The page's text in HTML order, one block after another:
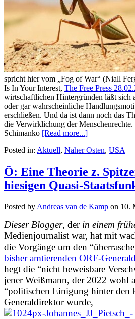
spricht hier vom „Fog of War“ (Niall
Is In Your Interest, The Free Press
wirtschaftlichen Hintergründen läßt sich
oder gar wahrscheinliche
erschließen. Und da ist dann noch das
die Verwirklichung der Menschenrechte.
Schimanko [Read more...]
Posted in: Aktuell, Naher Osten, USA
Ö: Eine Theorie z.
hiesigen Quasi-
Posted by Andreas van de Kamp on 10.
Dieser Blogger, der in einem
Medienjournalist war, hat mit
die Vorgänge um den
bisher amtierenden ORF-
hegt die “nicht beweisbare
jener Weißmann, der 2022 wohl
“politischen Einigung hinter den
Generaldirektor wurde,